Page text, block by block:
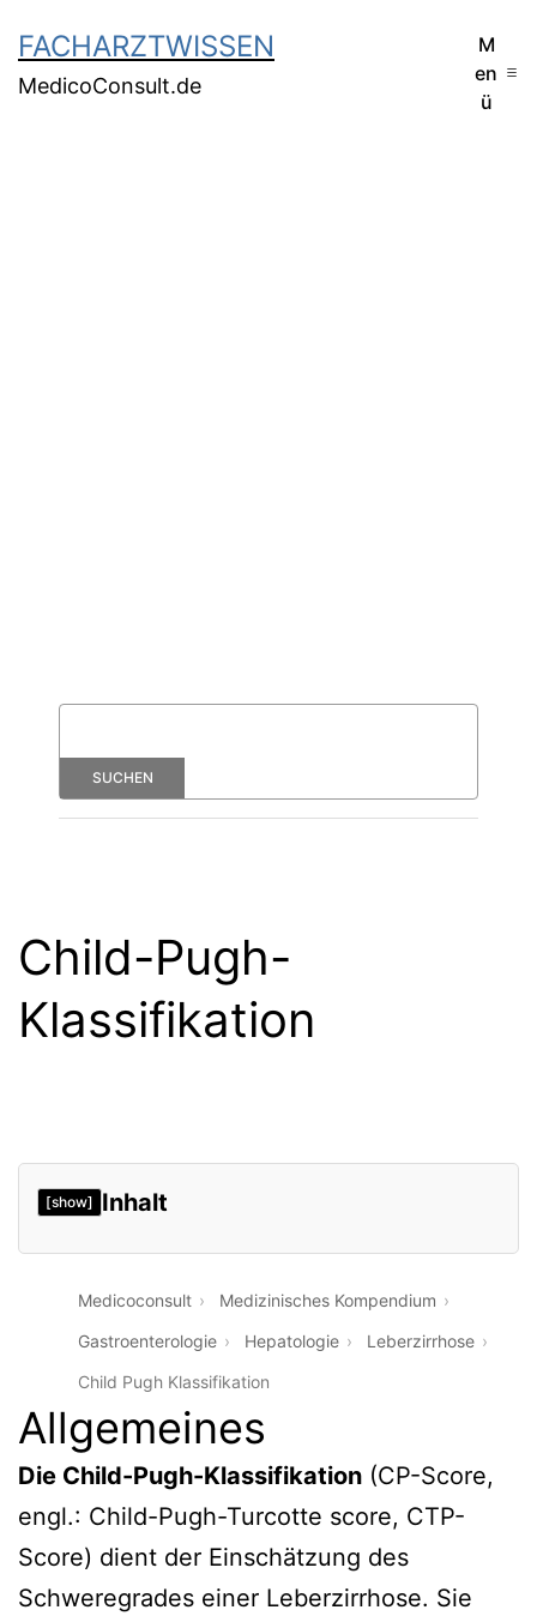
FACHARZTWISSEN
MedicoConsult.de
M
en
ü
Child-Pugh-
Klassifikation
[show] Inhalt
Medicoconsult
Medizinisches Kompendium
Gastroenterologie
Hepatologie
Leberzirrhose
Child Pugh Klassifikation
Allgemeines
Die Child-Pugh-Klassifikation (CP-Score,
engl.: Child-Pugh-Turcotte score, CTP-
Score) dient der Einschätzung des
Schweregrades einer Leberzirrhose. Sie